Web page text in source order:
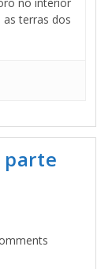
terras dos
parte